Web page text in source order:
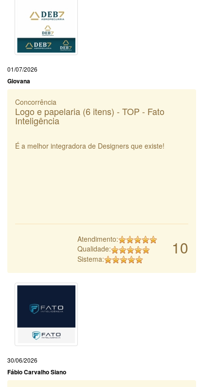
01/07/2026
Giovana
Concorrência
Logo e papelaria (6 itens) - TOP - Fato
Inteligência
É a melhor integradora de Designers que existe!
10
Atendimento:
Qualidade:
Sistema:
30/06/2026
Fábio Carvalho Siano